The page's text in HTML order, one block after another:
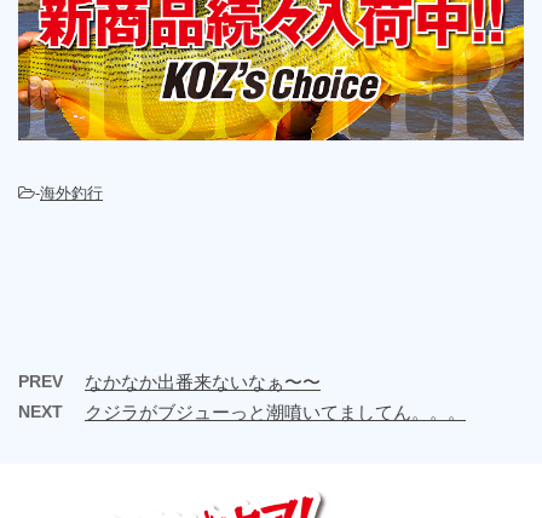
-海外釣行
PREV なかなか出番来ないなぁ〜〜
NEXT クジラがブジューっと潮噴いてましてん。。。